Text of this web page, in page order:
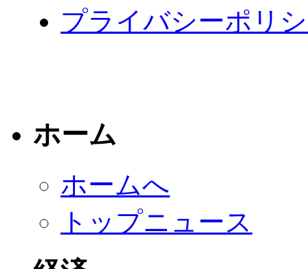
プライバシーポリ
ホーム
ホームへ
トップニュース